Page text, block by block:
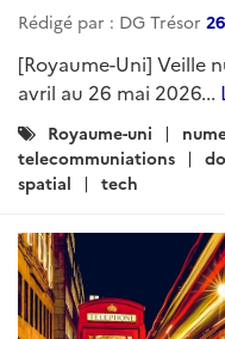
Rédigé par : DG Trésor
[Royaume-Uni] Veille
avril au 26 mai 2026...
Catégories
:
Royaume-uni
telecommuniations
spatial
tech